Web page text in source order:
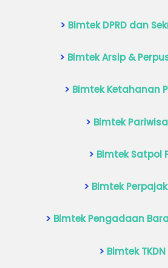
> Bimtek DPRD dan
> Bimtek Arsip &
> Bimtek Ketahanan
> Bimtek
> Bimtek Satpol
> Bimtek
> Bimtek Pengadaan
> Bimtek TKDN